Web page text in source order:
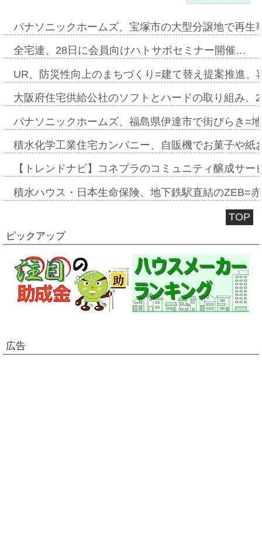
パナソニックホームズ、宝塚市の大型分譲地で再
全宅連、28日に会員向けハトサポセミナー開催…
UR、防災性向上のまちづくり=建て替え提案推進
大阪府住宅供給公社のソフトとハードの取り組み
パナソニックホームズ、福島県伊達市で街びらき=
積水化学工業住宅カンパニー、自販機でお菓子や
【トレンドナビ】コネプラのコミュニティ醸成サ
積水ハウス・日本生命保険、地下鉄駅直結のZEB=
TOP
ピックアップ
広告